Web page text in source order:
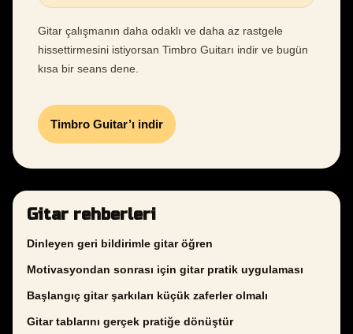
Gitar çalışmanın daha odaklı ve daha az rastgele
hissettirmesini istiyorsan Timbro Guitarı indir ve bugün
kısa bir seans dene.
Timbro Guitar’ı indir
Gitar rehberleri
Dinleyen geri bildirimle gitar öğren
Motivasyondan sonrası için gitar pratik uygulaması
Başlangıç gitar şarkıları küçük zaferler olmalı
Gitar tablarını gerçek pratiğe dönüştür